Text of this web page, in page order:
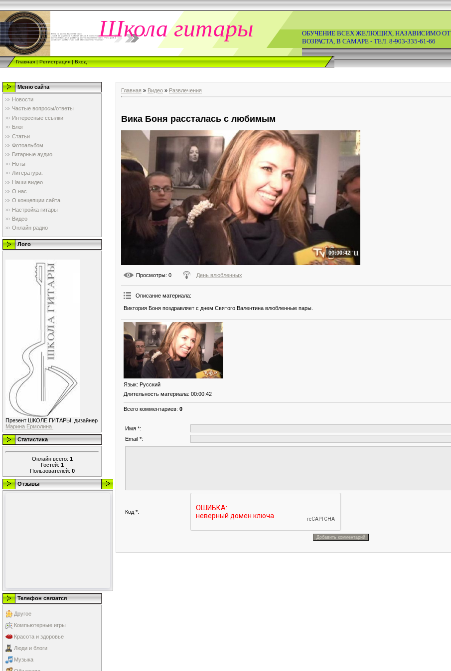
Школа гитары
ОБУЧЕНИЕ ВСЕХ ЖЕЛЮЩИХ, НАЗАВИСИМО ОТ
ВОЗРАСТА, В САМАРЕ - ТЕЛ. 8-903-335-61-66
Главная|Регистрация|Вход
Меню сайта
Новости
Частые вопросы/ответы
Интересные ссылки
Блог
Статьи
Фотоальбом
Гитарные аудио
Ноты
Литература.
Наши видео
О нас
О концепции сайта
Настройка гитары
Видео
Онлайн радио
Лого
Презент ШКОЛЕ ГИТАРЫ, дизайнер
Марина Ермолина
Статистика
Онлайн всего: 1
Гостей: 1
Пользователей: 0
Отзывы
Телефон связатся
Другое
Компьютерные игры
Красота и здоровье
Люди и блоги
Музыка
Главная » Видео » Развлечения
Вика Боня рассталась с любимым
00:00:42
Просмотры: 0 День влюбленных
Описание материала:
Виктория Боня поздравляет с днем Святого Валентина влюбленные пары.
Язык: Русский
Длительность материала: 00:00:42
Всего комментариев: 0
Имя *:
Email *:
Код *: